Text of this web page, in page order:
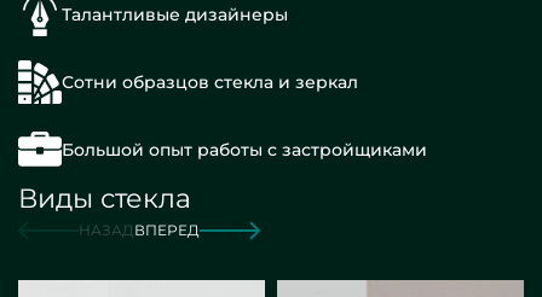
Талантливые дизайнеры
Сотни образцов стекла и зеркал
Большой опыт работы с застройщиками
Виды стекла
НАЗАДВПЕРЕД